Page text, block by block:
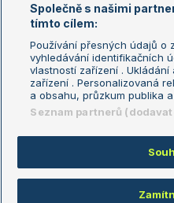
LS Prague Open
Podmínky užití
GDPR a žurnalistika
Kontakt
Copyright © 2008-2026
Společně s našimi
tímto cílem:
Používání přesných údajů o
vyhledávání identifikačních
vlastností zařízení .
zařízení . Personalizovaná
a obsahu, průzkum publika
Seznam partnerů